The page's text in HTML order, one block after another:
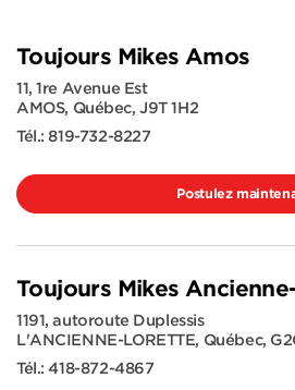
Toujours Mikes Amos
11, 1re Avenue Est
AMOS, Québec,J9T 1H2
Tél.:819-732-8227
Postulez
Toujours Mikes
1191, autoroute Duplessis
L'ANCIENNE-LORETTE, Québec,
Tél.:418-872-4867